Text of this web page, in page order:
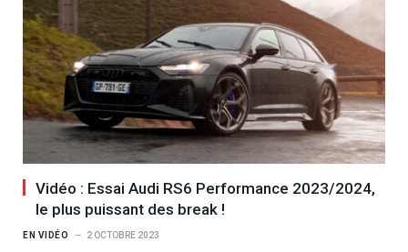
Vidéo : Essai Audi RS6 Performance 2023/2024,
le plus puissant des break !
EN VIDÉO 2 OCTOBRE 2023